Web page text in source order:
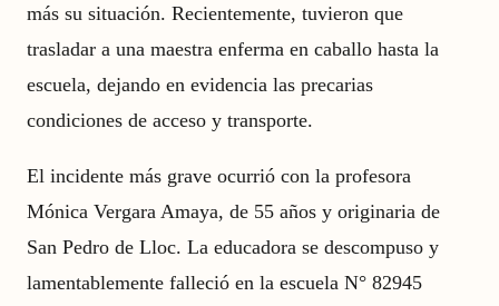
más su situación. Recientemente, tuvieron que
trasladar a una maestra enferma en caballo hasta la
escuela, dejando en evidencia las precarias
condiciones de acceso y transporte.
El incidente más grave ocurrió con la profesora
Mónica Vergara Amaya, de 55 años y originaria de
San Pedro de Lloc. La educadora se descompuso y
lamentablemente falleció en la escuela N° 82945